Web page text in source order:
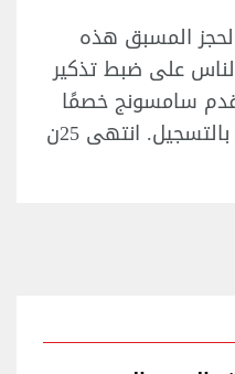
المسبق هذه
على ضبط تذكير
سامسونج خصمًا
انتهى 25ن